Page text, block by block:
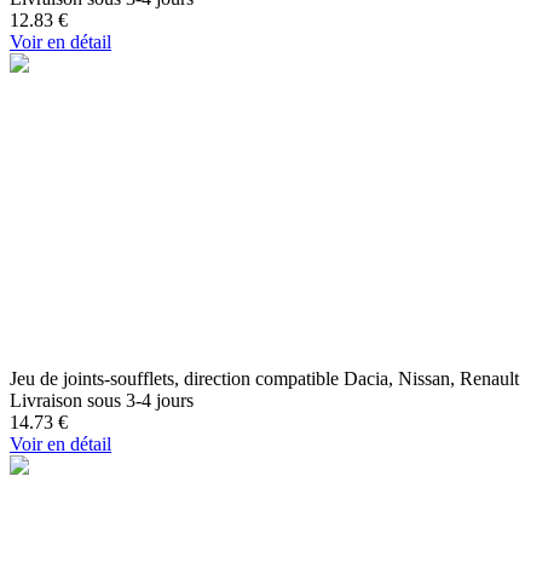
12.83 €
Voir en détail
Jeu de joints-soufflets, direction compatible Dacia, Nissan, Renault
Livraison sous 3-4 jours
14.73 €
Voir en détail